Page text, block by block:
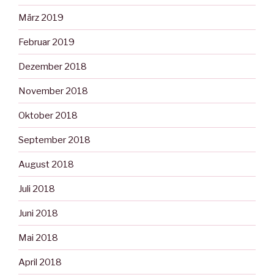
März 2019
Februar 2019
Dezember 2018
November 2018
Oktober 2018
September 2018
August 2018
Juli 2018
Juni 2018
Mai 2018
April 2018